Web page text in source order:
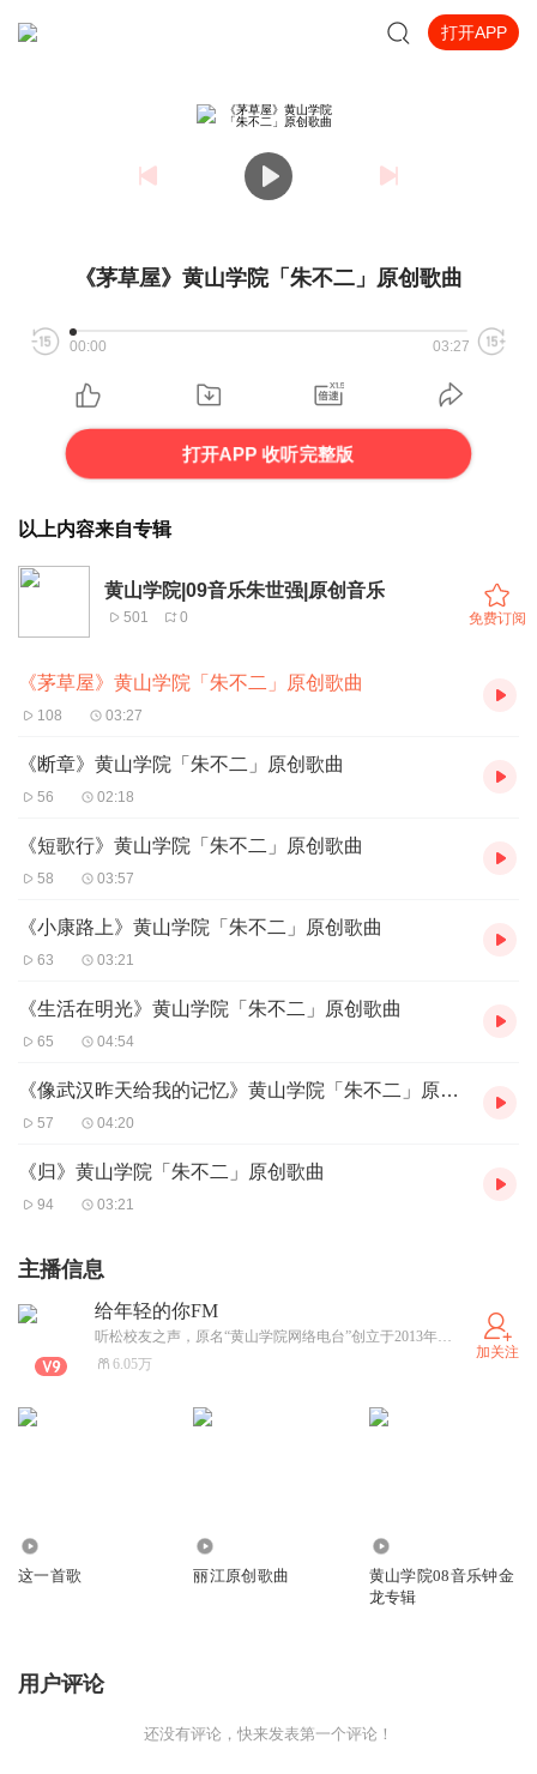
打开APP
《茅草屋》黄山学院「朱不二」原创歌曲
00:00 03:27
打开APP 收听完整版
以上内容来自专辑
黄山学院|09音乐朱世强|原创音乐
501 0 免费订阅
《茅草屋》黄山学院「朱不二」原创歌曲
108 03:27
《断章》黄山学院「朱不二」原创歌曲
56 02:18
《短歌行》黄山学院「朱不二」原创歌曲
58 03:57
《小康路上》黄山学院「朱不二」原创歌曲
63 03:21
《生活在明光》黄山学院「朱不二」原创歌曲
65 04:54
《像武汉昨天给我的记忆》黄山学院「朱不二」原创歌曲
57 04:20
《归》黄山学院「朱不二」原创歌曲
94 03:21
主播信息
给年轻的你FM
听松校友之声，原名“黄山学院网络电台”创立于2013年，创始人为2010级市场营销专业闫奉党。这是一个汇聚了很多非专业学习播音的主播平台，在这里我们用声音互相温暖……
6.05万
加关注
这一首歌 丽江原创歌曲
黄山学院08音乐钟金
龙专辑
用户评论
还没有评论，快来发表第一个评论！